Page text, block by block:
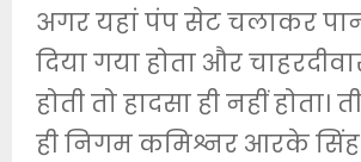
अगर यहां पंप सेट चलाकर
दिया गया होता और
होती तो हादसा ही नहीं
ही निगम कमिश्नर आरके सिंह